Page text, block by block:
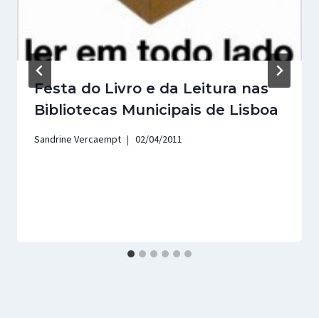
Festa do Livro e da Leitura nas
Bibliotecas Municipais de Lisboa
Sandrine Vercaempt 02/04/2011